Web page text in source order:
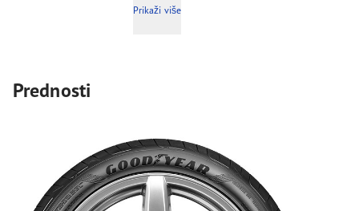
Prikaži više
Prednosti